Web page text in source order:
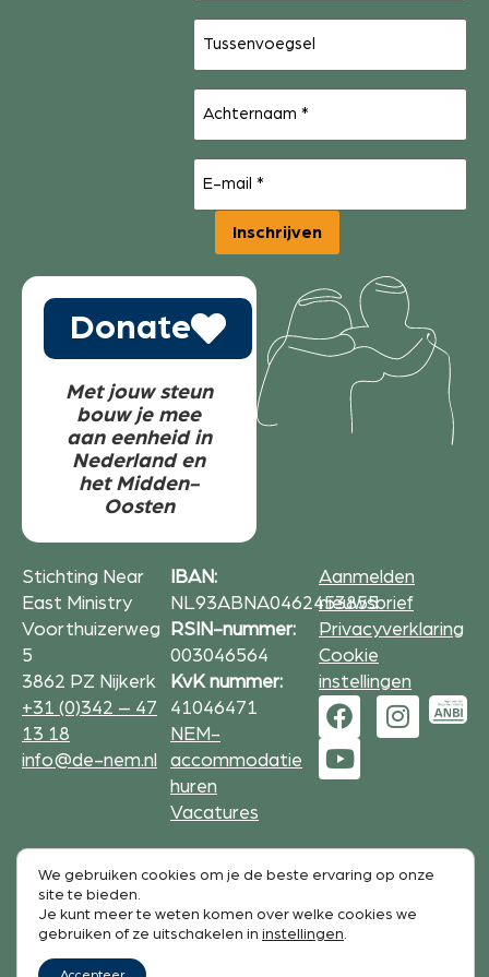
Tussenvoegsel
Achternaam
E-
mail(Vereist)
Inschrijven
Donate
Met jouw steun
bouw je mee
aan eenheid in
Nederland en
het Midden-
Oosten
Stichting Near
East Ministry
Voorthuizerweg
5
3862 PZ Nijkerk
+31 (0)342 – 47
13 18
info@de-nem.nl
IBAN:
NL93ABNA0462453855
RSIN-nummer:
003046564
KvK nummer:
41046471
NEM-
accommodatie
huren
Vacatures
Aanmelden
nieuwsbrief
Privacyverklaring
Cookie
instellingen
reCAPTCHA.
De GooglePrivacy Policyenservice voorwaarden
van toepassing.
We gebruiken cookies om je de beste ervaring op onze
site te bieden.
Je kunt meer te weten komen over welke cookies we
gebruiken of ze uitschakelen in instellingen.